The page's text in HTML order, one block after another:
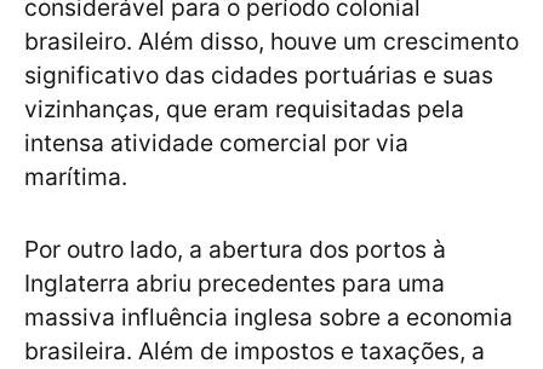
considerável para o período colonial
brasileiro. Além disso, houve um crescimento
significativo das cidades portuárias e suas
vizinhanças, que eram requisitadas pela
intensa atividade comercial por via
marítima.
Por outro lado, a abertura dos portos à
Inglaterra abriu precedentes para uma
massiva influência inglesa sobre a economia
brasileira. Além de impostos e taxações, a